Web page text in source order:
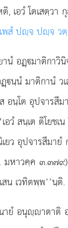
ติ, เอวํ โตเสตฺว
เพสํ ปฺจ ปฺจ วตฺ
อฏฺมาติกาวิ
นฺนํ มาติกานํ ว
อนฺโต อุปจารสี
วํ สนฺเต ติโยช
ยว อุปจารสีม
าวคฺค ๓.๓๗๙)
น เวทิตพฺพ’’นฺติ.
ายํ อนุฺาตาติ